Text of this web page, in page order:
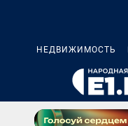
НЕДВИЖИМОСТЬ